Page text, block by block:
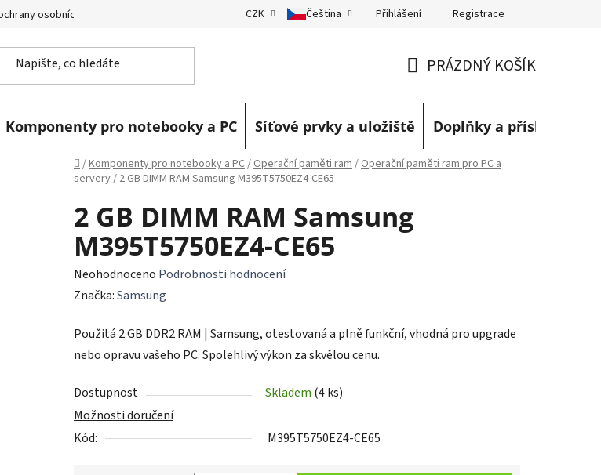
osobních údajů Reklamace Obchodní podmínky Blog
CZK Čeština Přihlášení Registrace
KOŠÍK
PRÁZDNÝ KOŠÍK
Komponenty pro notebooky a PC Síťové prvky a uložiště Doplňky a příslušenství
Domů
/Komponenty pro notebooky a PC/Operační paměti ram/Operační paměti ram pro PC a
servery/ 2 GB DIMM RAM Samsung M395T5750EZ4-CE65
2 GB DIMM RAM Samsung
M395T5750EZ4-CE65
Průměrné
hodnocení
je
0,0
5
hvězdiček.
Neohodnoceno Podrobnosti hodnocení
Značka:Samsung
Použitá 2 GB DDR2 RAM | Samsung, otestovaná a plně funkční, vhodná pro upgrade
nebo opravu vašeho PC. Spolehlivý výkon za skvělou cenu.
Dostupnost Skladem (4 ks)
Možnosti doručení
Kód:
M395T5750EZ4-CE65